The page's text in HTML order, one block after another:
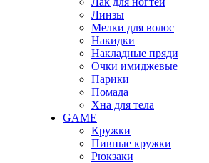
Линзы
Мелки для волос
Накидки
Накладные пряди
Очки имиджевые
Парики
Помада
Хна для тела
GAME
Кружки
Пивные кружки
Рюкзаки